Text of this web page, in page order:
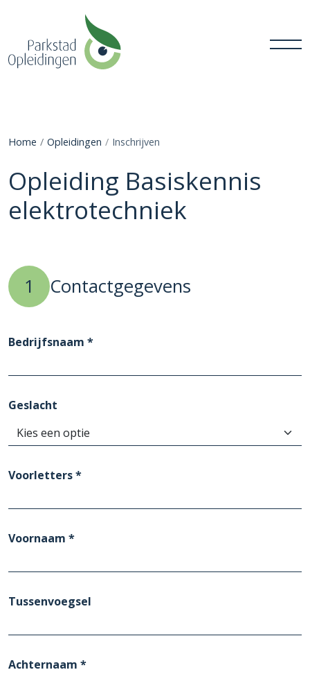
Home Opleidingen Inschrijven
Opleiding Basiskennis
elektrotechniek
1 Contactgegevens
Bedrijfsnaam *
Geslacht
Voorletters *
Voornaam *
Tussenvoegsel
Achternaam *